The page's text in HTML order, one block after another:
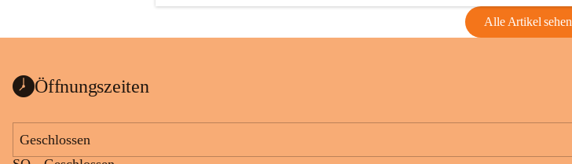
Alle Artikel sehen
Öffnungszeiten
Geschlossen